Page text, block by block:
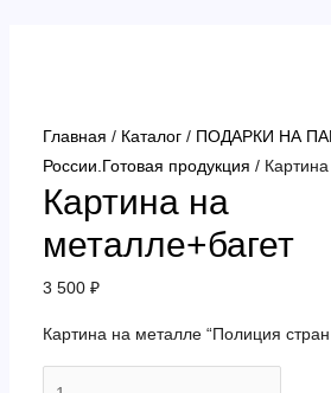
Главная / Каталог/ ПОДАРКИ НА
России.Готовая продукция /
Картина на
металле+багет
3 500 ₽
Картина на металле “Полиция